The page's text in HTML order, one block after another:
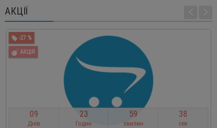
АКЦІЇ
-27 %
АКЦІЯ
09
Днів
23
Годин
59
хвилин
38
сек